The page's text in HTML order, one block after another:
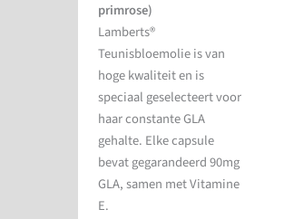
primrose)
Lamberts®
Teunisbloemolie is van
hoge kwaliteit en is
speciaal geselecteert voor
haar constante GLA
gehalte. Elke capsule
bevat gegarandeerd 90mg
GLA, samen met Vitamine
E.